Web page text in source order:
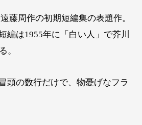
藤周作の初期短編集の表題作。
は1955年に「白い人」で芥川
。
頭の数行だけで、物憂げなフラ